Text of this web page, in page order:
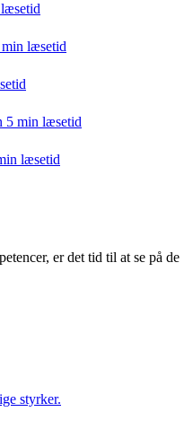
læsetid
5 min læsetid
læsetid
er det tid til at se på de
styrker.